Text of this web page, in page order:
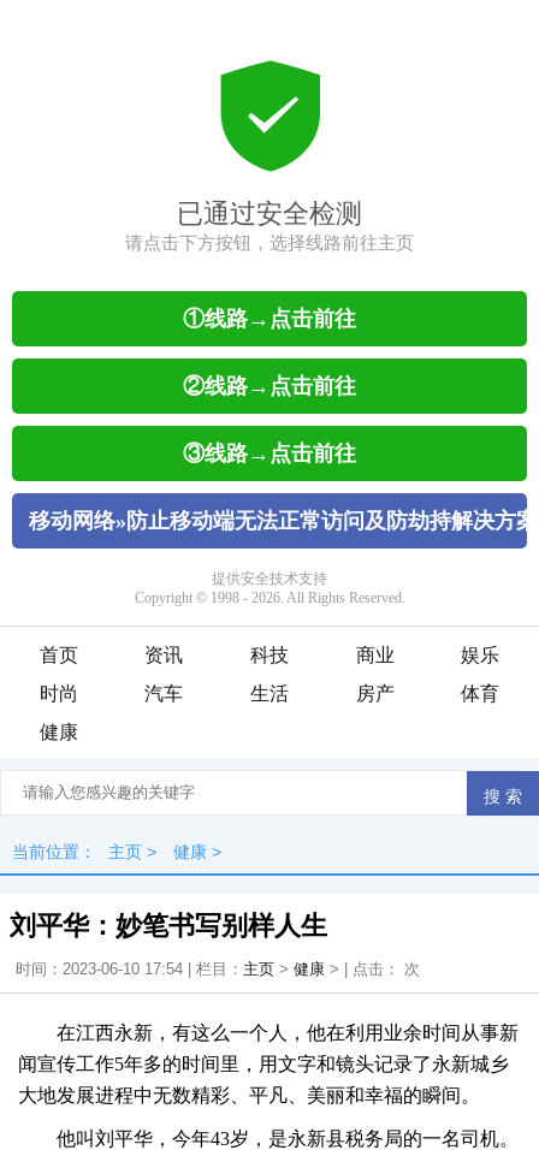
首页 资讯 科技 商业
娱乐
时尚
汽车 生活 房产
体育
健康
当前位置： 主页 > 健康 >
刘平华：妙笔书写别样人生
时间：2023-06-10 17:54 | 栏目： 主页 > 健康 > | 点击： 次
在江西永新，有这么一个人，他在利用业余时间从事新
闻宣传工作5年多的时间里，用文字和镜头记录了永新城乡
大地发展进程中无数精彩、平凡、美丽和幸福的瞬间。
他叫刘平华，今年43岁，是永新县税务局的一名司机。